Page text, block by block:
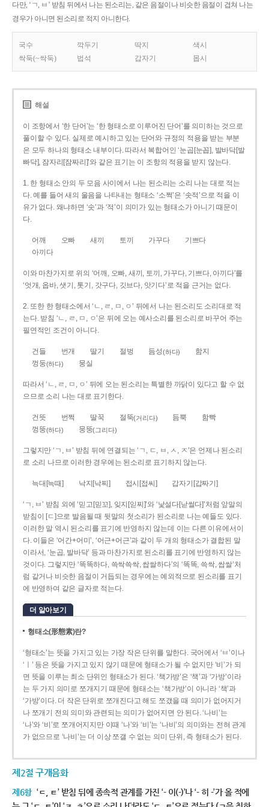
다만, ‘ㄱ, ㅂ’ 받침 뒤에서 나는 된소리는, 같은 음절이나 비슷한 음절이 겹쳐 나는
경우가 아니면 된소리로 적지 아니한다.
국수 깍두기 딱지
색시
싹둑(~싹둑)
법석 갑자기 몹시
해설
이 조항에서 ‘한 단어’는 ‘한 형태소로 이루어진 단어’를 의미하는 것으로
풀이할 수 있다. 실제로 예시하고 있는 단어와 규정의 적용을 받는 부분
은 모두 하나의 형태소 내부이다. 따라서 복합어인 ‘눈곱[눈꼽], 발바닥[발
빠닥], 잠자리[잠짜리]’와 같은 표기는 이 조항의 적용을 받지 않는다.
1. 한 형태소 안의 두 모음 사이에서 나는 된소리는 소리 나는 대로 적는
다. 예를 들어 새의 울음을 나타내는 형태소 ‘소쩍’은 ‘솟적’으로 적을 이
유가 없다. 왜냐하면 ‘솟’과 ‘적’이 의미가 있는 형태소가 아니기 때문이
다.
어깨 오빠 새끼 토끼 가꾸다
기쁘다
아끼다
이와 마찬가지로 위의 ‘어깨, 오빠, 새끼, 토끼, 가꾸다, 기쁘다, 아끼다’를
‘엇개, 옵바, 샛기, 톳기, 갓구다, 깃브다, 앗기다’로 적을 근거는 없다.
2. 또한 한 형태소에서 ‘ㄴ, ㄹ, ㅁ, ㅇ’ 뒤에서 나는 된소리도 소리대로 적
는다. 받침 ‘ㄴ, ㄹ, ㅁ, ㅇ’은 뒤에 오는 예사소리를 된소리로 바꾸어 주는
필연적인 조건이 아니다.
건들 번개 딸기 절벙 듬성(하다)
함지
껑둥(하다) 뭉실
따라서 ‘ㄴ, ㄹ, ㅁ, ㅇ’ 뒤에 오는 된소리는 특별한 까닭이 있다고 할 수 없
으므로 소리 나는 대로 표기한다.
건뜻 번쩍 딸꾹 절뚝(거리다) 듬뿍
함빡
껑뚱(하다) 뭉뚱(그리다)
그렇지만 ‘ㄱ, ㅂ’ 받침 뒤에 연결되는 ‘ㄱ, ㄷ, ㅂ, ㅅ, ㅈ’은 언제나 된소리
로 소리 나므로 이러한 경우에는 된소리로 표기하지 않는다.
늑대[늑때] 낙지[낙찌] 접시[접씨] 갑자기[갑짜기]
‘ㄱ, ㅂ’ 받침 외에 ‘믿고[믿꼬], 잊지[읻찌]’와 ‘낯설다[낟썰다]’처럼 앞말의
받침이 [ㄷ]으로 발음될 때 뒷말의 첫소리가 된소리로 나는 예들도 있다.
이러한 말 역시 된소리를 표기에 반영하지 않는데 이는 다른 이유에서이
다. 이들은 ‘어간+어미’, ‘어근+어근’과 같이 두 개의 형태소가 결합된 말
이라서, ‘눈곱, 발바닥’ 등과 마찬가지로 된소리를 표기에 반영하지 않는
것이다. 그렇지만 ‘똑똑하다, 쓱싹쓱싹, 쌉쌀하다’의 ‘똑똑, 쓱싹, 쌉쌀’처
럼 같거나 비슷한 음절이 거듭되는 경우에는 예외적으로 된소리를 표기
에 반영하여 같은 글자로 적는다.
더 알아보기
형태소(形態素)란?
‘형태소’는 뜻을 가지고 있는 가장 작은 단위를 말한다. 국어에서 ‘ㅂ’이나
‘ㅣ’ 등은 뜻을 가지고 있지 않기 때문에 형태소가 될 수 없지만 ‘비’가 되
면 뜻을 이루는 최소 단위인 형태소가 된다. ‘책가방’은 ‘책’과 ‘가방’이라
는 두 가지 의미로 쪼개지기 때문에 형태소는 ‘책가방’이 아니라 ‘책’과
‘가방’이다. 더 작은 단위로 쪼개진다고 해도 쪼갰을 때 의미가 없어지거
나 쪼개기 전의 의미와 관련되는 의미가 없어지면 안 된다. ‘나비’는
‘나’와 ‘비’로 쪼개어지지만 이때 ‘나’와 ‘비’는 ‘나비’의 의미와는 전혀 관계
가 없으므로 ‘나비’는 더 이상 쪼갤 수 없는 의미 단위, 즉 형태소가 된다.
제2절 구개음화
제6항 ‘ㄷ, ㅌ’ 받침 뒤에 종속적 관계를 가진 ‘- 이(-)’나 ‘- 히 -’가 올 적에